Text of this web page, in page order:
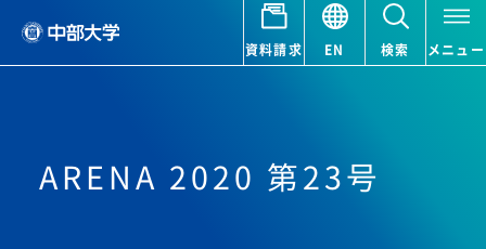
資料請求 EN 検索 メニュー
ARENA 2020 第23号